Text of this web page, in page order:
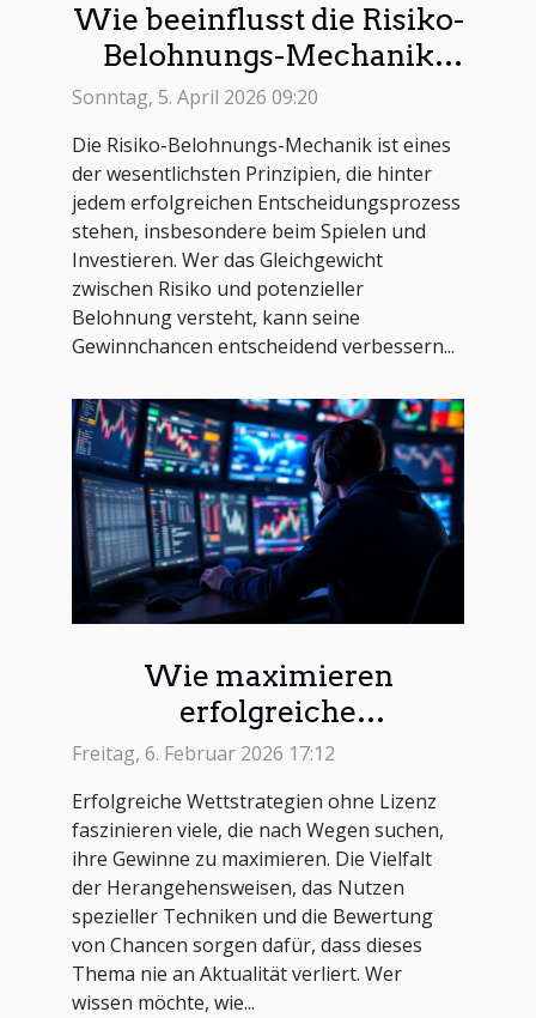
Wie beeinflusst die Risiko-
Belohnungs-Mechanik
Ihre Gewinnchancen?
Sonntag, 5. April 2026 09:20
Die Risiko-Belohnungs-Mechanik ist eines
der wesentlichsten Prinzipien, die hinter
jedem erfolgreichen Entscheidungsprozess
stehen, insbesondere beim Spielen und
Investieren. Wer das Gleichgewicht
zwischen Risiko und potenzieller
Belohnung versteht, kann seine
Gewinnchancen entscheidend verbessern...
Wie maximieren
erfolgreiche
Wettstrategien ohne
Freitag, 6. Februar 2026 17:12
Erfolgreiche Wettstrategien ohne Lizenz
faszinieren viele, die nach Wegen suchen,
ihre Gewinne zu maximieren. Die Vielfalt
der Herangehensweisen, das Nutzen
spezieller Techniken und die Bewertung
von Chancen sorgen dafür, dass dieses
Thema nie an Aktualität verliert. Wer
wissen möchte, wie...